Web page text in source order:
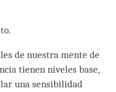
de nuestra mente de
tienen niveles base,
una sensibilidad